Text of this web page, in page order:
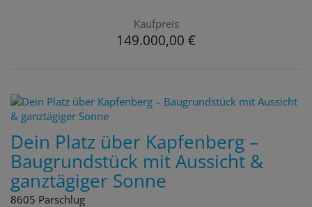
Kaufpreis
149.000,00 €
Dein Platz über Kapfenberg –
Baugrundstück mit Aussicht &
ganztägiger Sonne
8605 Parschlug